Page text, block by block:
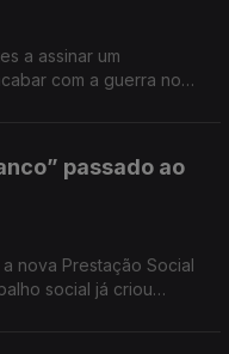
a assinar um
com a guerra no
passado ao
nova Prestação Social
social já criou